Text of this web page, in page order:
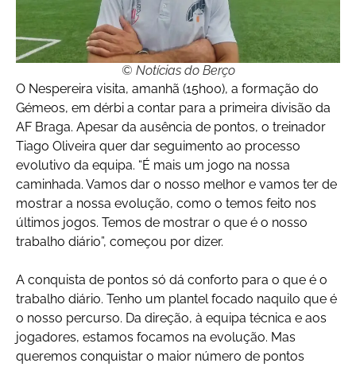
© Notícias do Berço
O Nespereira visita, amanhã (15h00), a formação do
Gémeos, em dérbi a contar para a primeira divisão da
AF Braga. Apesar da ausência de pontos, o treinador
Tiago Oliveira quer dar seguimento ao processo
evolutivo da equipa. “É mais um jogo na nossa
caminhada. Vamos dar o nosso melhor e vamos ter de
mostrar a nossa evolução, como o temos feito nos
últimos jogos. Temos de mostrar o que é o nosso
trabalho diário”, começou por dizer.
A conquista de pontos só dá conforto para o que é o
trabalho diário. Tenho um plantel focado naquilo que é
o nosso percurso. Da direção, à equipa técnica e aos
jogadores, estamos focamos na evolução. Mas
queremos conquistar o maior número de pontos